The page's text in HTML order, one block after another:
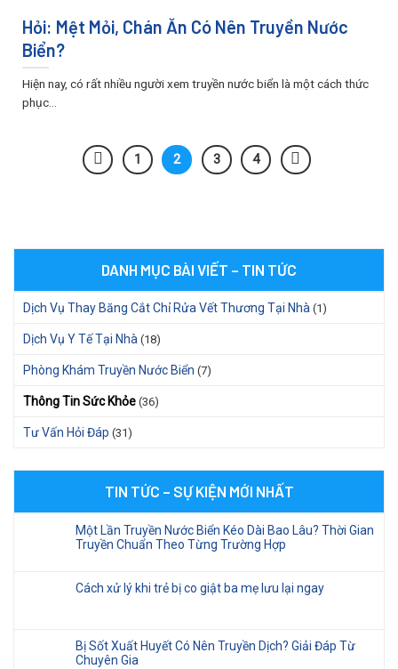
Hỏi: Mệt Mỏi, Chán Ăn Có Nên Truyền Nước
Biển?
Hiện nay, có rất nhiều người xem truyền nước biển là một cách thức
phục...
1 2 3 4
DANH MỤC BÀI VIẾT – TIN TỨC
Dịch Vụ Thay Băng Cắt Chỉ Rửa Vết Thương Tại Nhà (1)
Dịch Vụ Y Tế Tại Nhà (18)
Phòng Khám Truyền Nước Biển (7)
Thông Tin Sức Khỏe (36)
Tư Vấn Hỏi Đáp (31)
TIN TỨC – SỰ KIỆN MỚI NHẤT
Một Lần Truyền Nước Biển Kéo Dài Bao Lâu? Thời Gian
Truyền Chuẩn Theo Từng Trường Hợp
Cách xử lý khi trẻ bị co giật ba mẹ lưu lại ngay
Bị Sốt Xuất Huyết Có Nên Truyền Dịch? Giải Đáp Từ
Chuyên Gia